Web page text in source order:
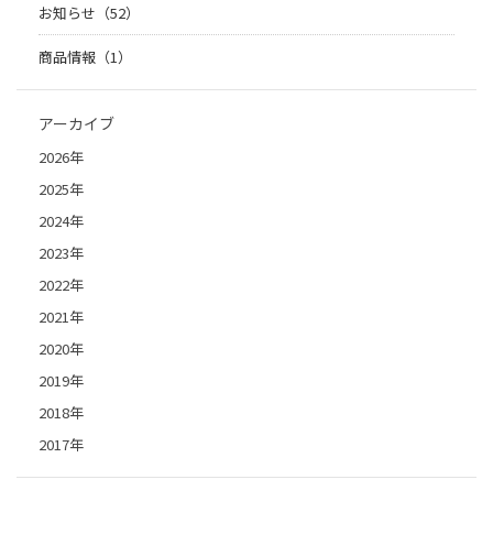
お知らせ（52）
商品情報（1）
アーカイブ
2026年
2025年
2024年
2023年
2022年
2021年
2020年
2019年
2018年
2017年